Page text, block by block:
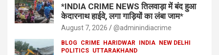
*INDIA CRIME NEWS तिलवाड़ा में बंद हुआ
केदारनाथ हाईवे, लगा गाड़ियों का लंबा जाम*
August 7, 2026 @adminindiacrime
BLOG CRIME HARIDWAR INDIA NEW DELHI
POLITICS UTTARAKHAND